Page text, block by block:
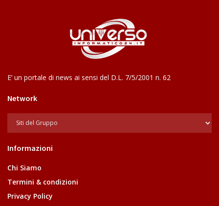
E’ un portale di news ai sensi del D.L. 7/5/2001 n. 62
Network
Informazioni
Chi Siamo
Termini & condizioni
Privacy Policy